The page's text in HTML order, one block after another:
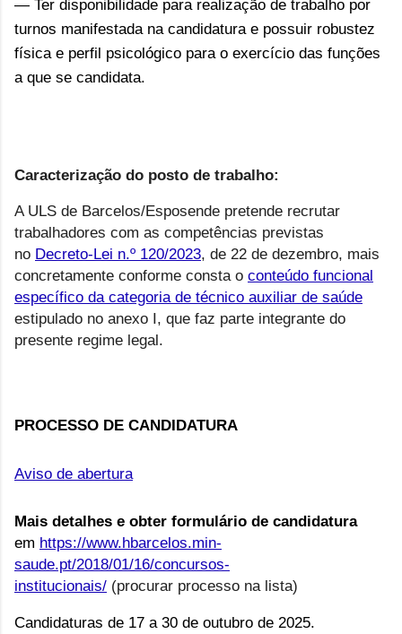
— Ter disponibilidade para realização de trabalho por
turnos manifestada na candidatura e possuir robustez
física e perfil psicológico para o exercício das funções
a que se candidata.
Caracterização do posto de trabalho:
A ULS de Barcelos/Esposende pretende recrutar
trabalhadores com as competências previstas
no Decreto-Lei n.º 120/2023, de 22 de dezembro, mais
concretamente conforme consta o conteúdo funcional
específico da categoria de técnico auxiliar de saúde
estipulado no anexo I, que faz parte integrante do
presente regime legal.
PROCESSO DE CANDIDATURA
Aviso de abertura
Mais detalhes e obter formulário de candidatura
em https://www.hbarcelos.min-
saude.pt/2018/01/16/concursos-
institucionais/ (procurar processo na lista)
Candidaturas de 17 a 30 de outubro de 2025.